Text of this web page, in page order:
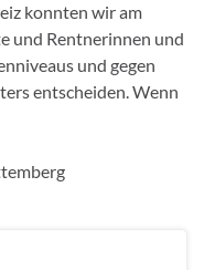
konnten wir am
und Rentnerinnen und
und gegen
entscheiden. Wenn